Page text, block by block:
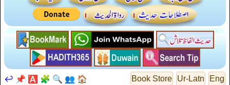
Eng
Ur-Latn
Book Store
🏠
👥
🔍
🧩
🅰️
📌
↩️